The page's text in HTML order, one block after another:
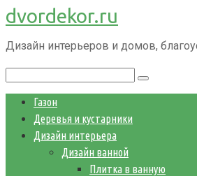
Перейти
к
контенту
dvordekor.ru
Дизайн интерьеров и домов,
Газон
Деревья и кустарники
Дизайн интерьера
Дизайн ванной
Плитка в ванную